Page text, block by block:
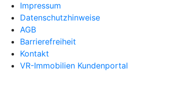
Impressum
Datenschutzhinweise
AGB
Barrierefreiheit
Kontakt
VR-Immobilien Kundenportal